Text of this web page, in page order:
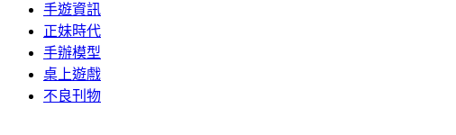
手遊資訊
正妹時代
手辦模型
桌上遊戲
不良刊物